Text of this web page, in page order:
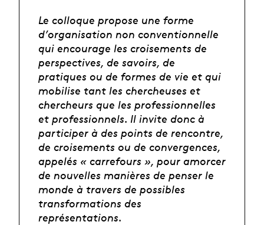
Le colloque propose une forme
d’organisation non conventionnelle
qui encourage les croisements de
perspectives, de savoirs, de
pratiques ou de formes de vie et qui
mobilise tant les chercheuses et
chercheurs que les professionnelles
et professionnels. Il invite donc à
participer à des points de rencontre,
de croisements ou de convergences,
appelés « carrefours », pour amorcer
de nouvelles manières de penser le
monde à travers de possibles
transformations des
représentations.